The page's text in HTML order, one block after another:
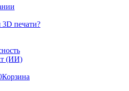
печати?
(ИИ)
Корзина